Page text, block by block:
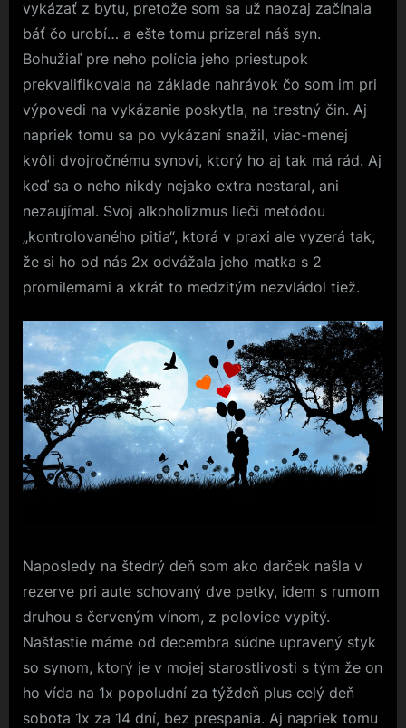
vykázať z bytu, pretože som sa už naozaj začínala
báť čo urobí… a ešte tomu prizeral náš syn.
Bohužiaľ pre neho polícia jeho priestupok
prekvalifikovala na základe nahrávok čo som im pri
výpovedi na vykázanie poskytla, na trestný čin. Aj
napriek tomu sa po vykázaní snažil, viac-menej
kvôli dvojročnému synovi, ktorý ho aj tak má rád. Aj
keď sa o neho nikdy nejako extra nestaral, ani
nezaujímal. Svoj alkoholizmus lieči metódou
„kontrolovaného pitia“, ktorá v praxi ale vyzerá tak,
že si ho od nás 2x odvážala jeho matka s 2
promilemami a xkrát to medzitým nezvládol tiež.
Naposledy na štedrý deň som ako darček našla v
rezerve pri aute schovaný dve petky, idem s rumom
druhou s červeným vínom, z polovice vypitý.
Našťastie máme od decembra súdne upravený styk
so synom, ktorý je v mojej starostlivosti s tým že on
ho vída na 1x popoludní za týždeň plus celý deň
sobota 1x za 14 dní, bez prespania. Aj napriek tomu